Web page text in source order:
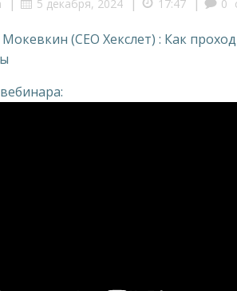
5 декабря, 2024 17:47 0
(СЕО Хекслет) : Как